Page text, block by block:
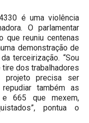
é uma violência
O parlamentar
que reuniu centenas
demonstração de
terceirização. “Sou
tire dos trabalhadores
projeto precisa ser
também as
665 que mexem,
pontua o